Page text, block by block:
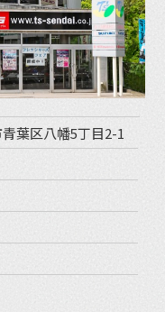
葉区八幡5丁目2-1